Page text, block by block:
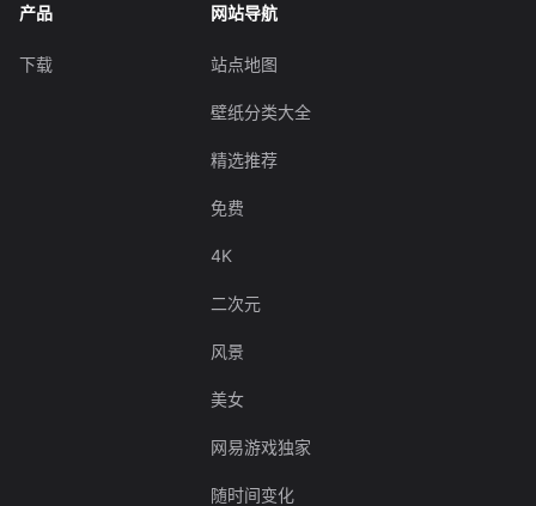
产品
下载
网站导航
站点地图
壁纸分类大全
精选推荐
免费
4K
二次元
风景
美女
网易游戏独家
随时间变化